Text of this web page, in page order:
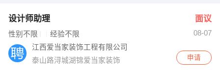
设计师助理 面议
性别不限 经验不限
08-07
江西爱当家装饰工程有限公司
泰山路浔城湖锦爱当家装饰
申请